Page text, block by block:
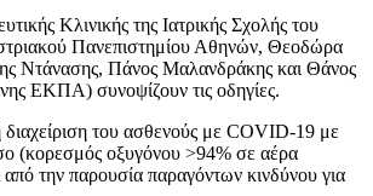
Κλινικής της Ιατρικής Σχολής του
Πανεπιστημίου Αθηνών, Θεοδώρα
Ντάνασης, Πάνος Μαλανδράκης και Θάνος
ΕΚΠΑ) συνοψίζουν τις οδηγίες.
του ασθενούς με COVID-19 με
(κορεσμός οξυγόνου >94% σε αέρα
από την παρουσία παραγόντων κινδύνου για